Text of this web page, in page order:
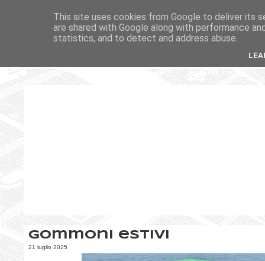
Gommoni estivi
21 luglio 2025
This site uses cookies from Google to deliver its
are shared with Google along with performance
statistics, and to detect and address abuse.